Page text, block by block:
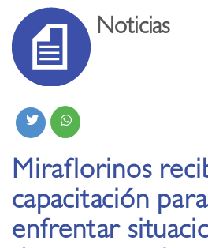
Noticias
Miraflorinos
capacitación para
enfrentar